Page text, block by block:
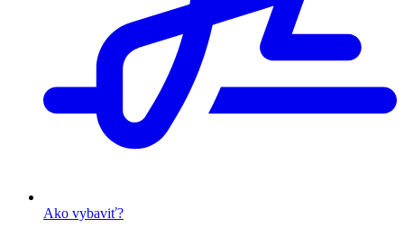
Ako vybaviť?